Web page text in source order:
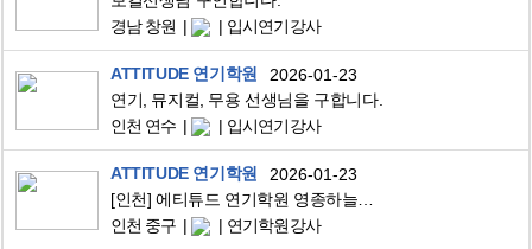
경남 창원
입시연기강사
ATTITUDE 연기학원
2026-01-23
연기, 뮤지컬, 무용 선생님을 구합니다.
인천 연수
입시연기강사
ATTITUDE 연기학원
2026-01-23
인천 중구
연기학원강사